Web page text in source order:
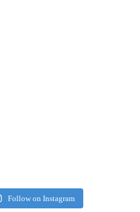
Follow on Instagram